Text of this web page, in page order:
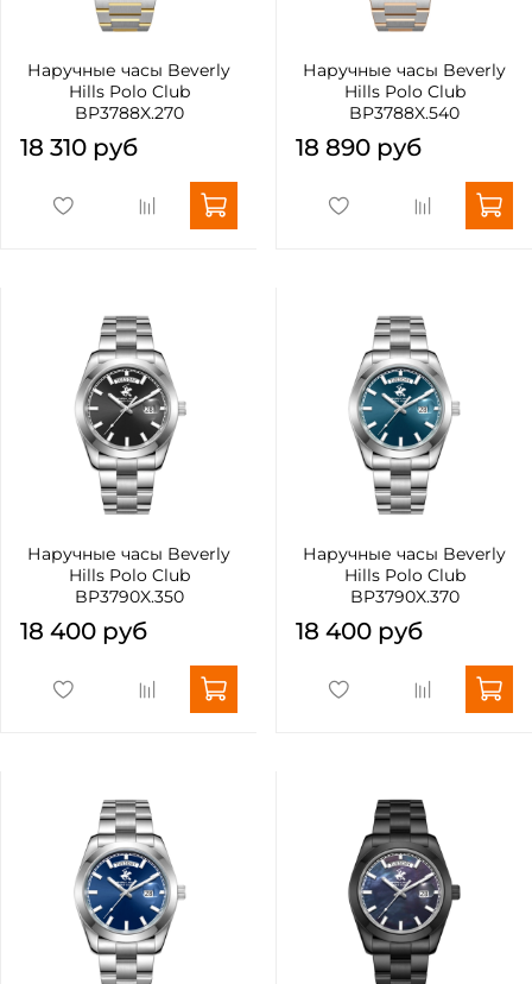
Наручные часы Beverly
Hills Polo Club
BP3788X.270
18 310 руб
Наручные часы Beverly
Hills Polo Club
BP3788X.540
18 890 руб
Наручные часы Beverly
Hills Polo Club
BP3790X.350
18 400 руб
Наручные часы Beverly
Hills Polo Club
BP3790X.370
18 400 руб